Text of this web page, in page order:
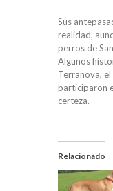
Sus
realidad,
perros de
Algunos
Terranova,
participaron
certeza.
Relacionado